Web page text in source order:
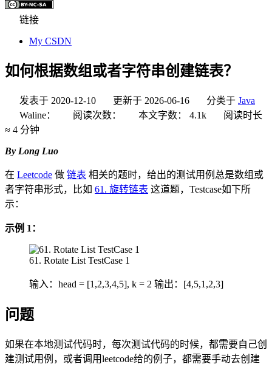
链接
My CSDN
如何根据数组或者字符串创建链表？
发表于 2020-12-10 更新于 2026-06-16 分类于 Java
Waline：
阅读次数： 本文字数： 4.1k
阅读时长
≈ 4 分钟
By Long Luo
在 Leetcode 做 链表 相关的题时，给出的测试用例总是数组或
者字符串形式，比如 61. 旋转链表 这道题，Testcase如下所
示：
示例 1：
61. Rotate List TestCase 1
输入：head = [1,2,3,4,5], k = 2 输出：[4,5,1,2,3]
问题
如果在本地测试代码时，每次测试代码的时候，都需要自己创
建测试用例，或者调用leetcode给的例子，都需要手动去创建